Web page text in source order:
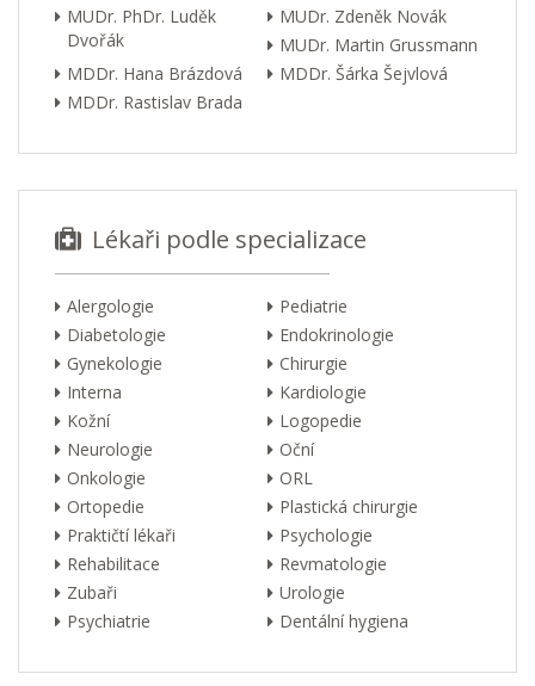
MUDr. PhDr. Luděk
Dvořák
MUDr. Zdeněk Novák
MUDr. Martin Grussmann
MDDr. Hana Brázdová
MDDr. Šárka Šejvlová
MDDr. Rastislav Brada
Lékaři podle specializace
Alergologie
Pediatrie
Diabetologie
Endokrinologie
Gynekologie
Chirurgie
Interna
Kardiologie
Kožní
Logopedie
Neurologie
Oční
Onkologie
ORL
Ortopedie
Plastická chirurgie
Praktičtí lékaři
Psychologie
Rehabilitace
Revmatologie
Zubaři
Urologie
Psychiatrie
Dentální hygiena